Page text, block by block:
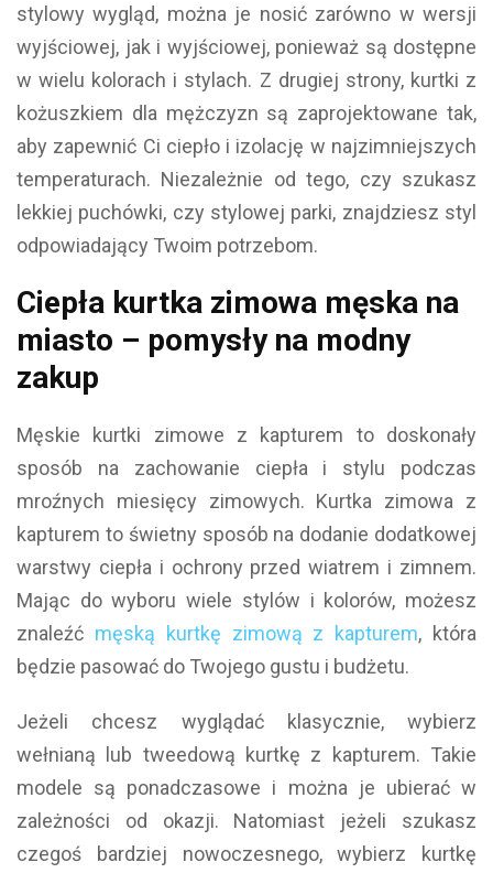
stylowy wygląd, można je nosić zarówno w wersji
wyjściowej, jak i wyjściowej, ponieważ są dostępne
w wielu kolorach i stylach. Z drugiej strony, kurtki z
kożuszkiem dla mężczyzn są zaprojektowane tak,
aby zapewnić Ci ciepło i izolację w najzimniejszych
temperaturach. Niezależnie od tego, czy szukasz
lekkiej puchówki, czy stylowej parki, znajdziesz styl
odpowiadający Twoim potrzebom.
Ciepła kurtka zimowa męska na
miasto – pomysły na modny
zakup
Męskie kurtki zimowe z kapturem to doskonały
sposób na zachowanie ciepła i stylu podczas
mroźnych miesięcy zimowych. Kurtka zimowa z
kapturem to świetny sposób na dodanie dodatkowej
warstwy ciepła i ochrony przed wiatrem i zimnem.
Mając do wyboru wiele stylów i kolorów, możesz
znaleźć męską kurtkę zimową z kapturem, która
będzie pasować do Twojego gustu i budżetu.
Jeżeli chcesz wyglądać klasycznie, wybierz
wełnianą lub tweedową kurtkę z kapturem. Takie
modele są ponadczasowe i można je ubierać w
zależności od okazji. Natomiast jeżeli szukasz
czegoś bardziej nowoczesnego, wybierz kurtkę